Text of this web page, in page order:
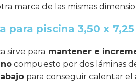
marca de las mismas
para piscina 3,50 x 7,25
sirve para mantener e
compuesto por dos láminas
para conseguir calentar el